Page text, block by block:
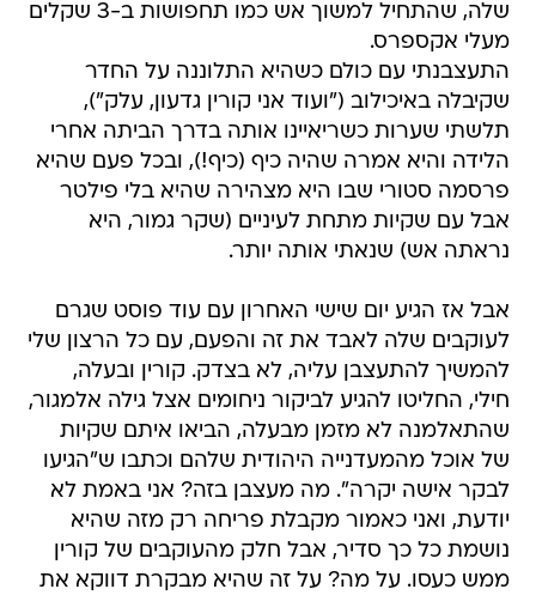
שלה, שהתחיל למשוך אש כמו תחפושות ב-3 שקלים
מעלי אקספרס.
התעצבנתי עם כולם כשהיא התלוננה על החדר
שקיבלה באיכילוב ("ועוד אני קורין גדעון, עלק"),
תלשתי שערות כשריאיינו אותה בדרך הביתה אחרי
הלידה והיא אמרה שהיה כיף (כיף!), ובכל פעם שהיא
פרסמה סטורי שבו היא מצהירה שהיא בלי פילטר
אבל עם שקיות מתחת לעיניים (שקר גמור, היא
נראתה אש) שנאתי אותה יותר.
אבל אז הגיע יום שישי האחרון עם עוד פוסט שגרם
לעוקבים שלה לאבד את זה והפעם, עם כל הרצון שלי
להמשיך להתעצבן עליה, לא בצדק. קורין ובעלה,
חילי, החליטו להגיע לביקור ניחומים אצל גילה אלמגור,
שהתאלמנה לא מזמן מבעלה, הביאו איתם שקיות
של אוכל מהמעדנייה היהודית שלהם וכתבו ש"הגיעו
לבקר אישה יקרה". מה מעצבן בזה? אני באמת לא
יודעת, ואני כאמור מקבלת פריחה רק מזה שהיא
נושמת כל כך סדיר, אבל חלק מהעוקבים של קורין
ממש כעסו. על מה? על זה שהיא מבקרת דווקא את